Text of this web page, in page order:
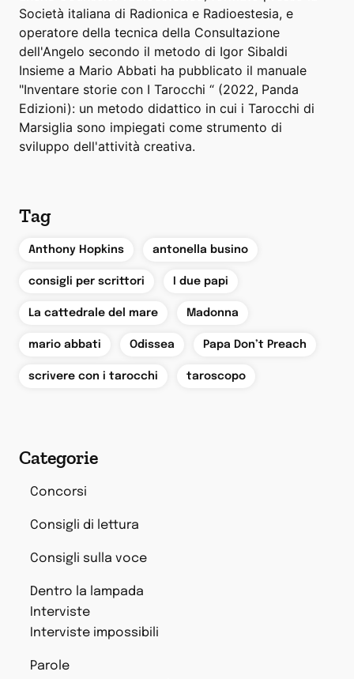
Società italiana di Radionica e Radioestesia, e
operatore della tecnica della Consultazione
dell'Angelo secondo il metodo di Igor Sibaldi
Insieme a Mario Abbati ha pubblicato il manuale
"Inventare storie con I Tarocchi “ (2022, Panda
Edizioni): un metodo didattico in cui i Tarocchi di
Marsiglia sono impiegati come strumento di
sviluppo dell'attività creativa.
Tag
Anthony Hopkins antonella busino
consigli per scrittori I due papi
La cattedrale del mare Madonna
mario abbati Odissea Papa Don’t Preach
scrivere con i tarocchi taroscopo
Categorie
Concorsi
Consigli di lettura
Consigli sulla voce
Dentro la lampada
Interviste
Interviste impossibili
Parole